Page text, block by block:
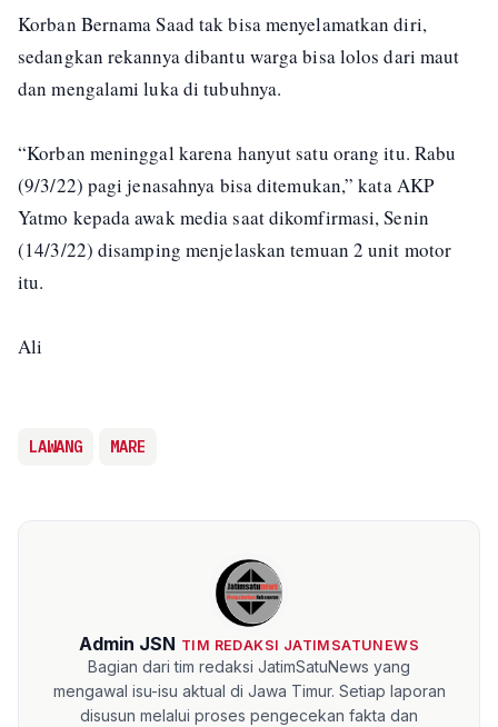
Korban Bernama Saad tak bisa menyelamatkan diri,
sedangkan rekannya dibantu warga bisa lolos dari maut
dan mengalami luka di tubuhnya.
“Korban meninggal karena hanyut satu orang itu. Rabu
(9/3/22) pagi jenasahnya bisa ditemukan,” kata AKP
Yatmo kepada awak media saat dikomfirmasi, Senin
(14/3/22) disamping menjelaskan temuan 2 unit motor
itu.
Ali
LAWANG MARE
Admin JSN TIM REDAKSI JATIMSATUNEWS
Bagian dari tim redaksi JatimSatuNews yang
mengawal isu-isu aktual di Jawa Timur. Setiap laporan
disusun melalui proses pengecekan fakta dan